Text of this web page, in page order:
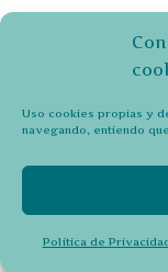
Uso cookies propias y
navegando, entiendo
Política de